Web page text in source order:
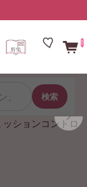
0
検索
登録はこちら）